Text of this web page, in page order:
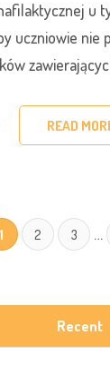
u
uczniowie nie
READ
1 2 3 …
Recent